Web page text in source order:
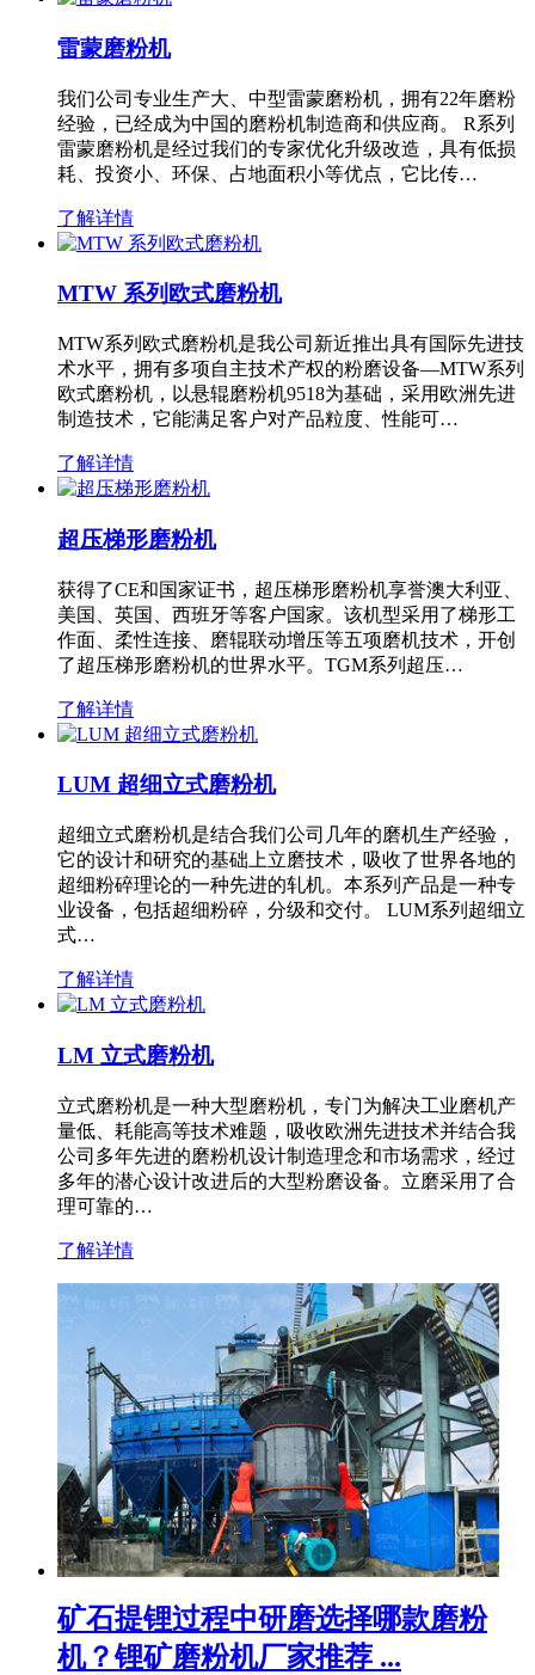
雷蒙磨粉机
我们公司专业生产大、中型雷蒙磨粉机，拥有22年磨粉
经验，已经成为中国的磨粉机制造商和供应商。 R系列
雷蒙磨粉机是经过我们的专家优化升级改造，具有低损
耗、投资小、环保、占地面积小等优点，它比传…
了解详情
MTW 系列欧式磨粉机
MTW系列欧式磨粉机是我公司新近推出具有国际先进技
术水平，拥有多项自主技术产权的粉磨设备—MTW系列
欧式磨粉机，以悬辊磨粉机9518为基础，采用欧洲先进
制造技术，它能满足客户对产品粒度、性能可…
了解详情
超压梯形磨粉机
获得了CE和国家证书，超压梯形磨粉机享誉澳大利亚、
美国、英国、西班牙等客户国家。该机型采用了梯形工
作面、柔性连接、磨辊联动增压等五项磨机技术，开创
了超压梯形磨粉机的世界水平。TGM系列超压…
了解详情
LUM 超细立式磨粉机
超细立式磨粉机是结合我们公司几年的磨机生产经验，
它的设计和研究的基础上立磨技术，吸收了世界各地的
超细粉碎理论的一种先进的轧机。本系列产品是一种专
业设备，包括超细粉碎，分级和交付。 LUM系列超细立
式…
了解详情
LM 立式磨粉机
立式磨粉机是一种大型磨粉机，专门为解决工业磨机产
量低、耗能高等技术难题，吸收欧洲先进技术并结合我
公司多年先进的磨粉机设计制造理念和市场需求，经过
多年的潜心设计改进后的大型粉磨设备。立磨采用了合
理可靠的…
了解详情
矿石提锂过程中研磨选择哪款磨粉
机？锂矿磨粉机厂家推荐 ...